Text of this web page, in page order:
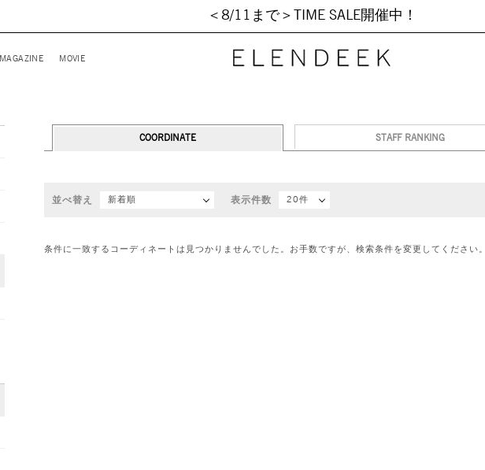
＜8/11まで＞TIME SALE開催中！
MAGAZINE MOVIE
COORDINATE STAFF RANKING
並べ替え 新着順 表示件数 20件
条件に一致するコーディネートは見つかりませんでした。お手数ですが、検索条件を変更してください。